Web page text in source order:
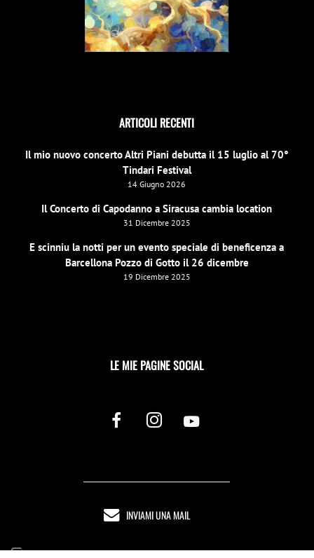
ARTICOLI RECENTI
Il mio nuovo concerto Altri Piani debutta il 15 luglio al 70°
Tindari Festival
14 Giugno 2026
Il Concerto di Capodanno a Siracusa cambia location
31 Dicembre 2025
E scinniu la notti per un evento speciale di beneficenza a
Barcellona Pozzo di Gotto il 26 dicembre
19 Dicembre 2025
LE MIE PAGINE SOCIAL
INVIAMI UNA MAIL